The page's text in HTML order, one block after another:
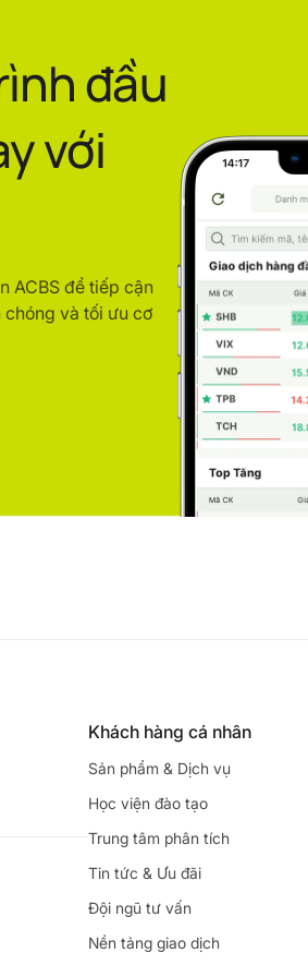
đầu
với
ACBS để tiếp cận
và tối ưu cơ
Khách hàng cá nhân
Sản phẩm & Dịch vụ
Học viện đào tạo
Trung tâm phân tích
Tin tức & Ưu đãi
Đội ngũ tư vấn
Nền tảng giao dịch